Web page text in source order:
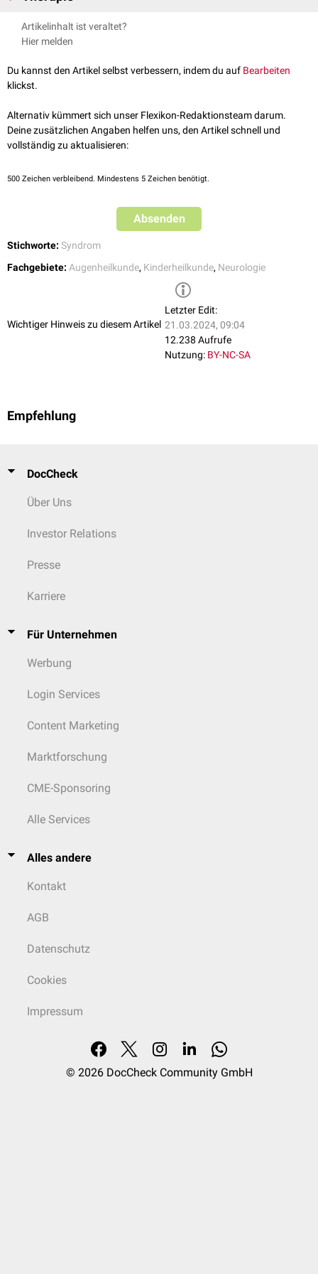
Schädigungen,Stenosenund Veränderungen der Blutgefäße.
Epistaxis
Exophthalmus (meistens einseitig)
Netzhautblutungen
Epilepsie
Hirnblutung
Epiduralblutung
DieintraokulärenBlutungen führen auf Dauer zurErblindung. Die
intrakraniellen Gefäßmissbildungen im Bereich des oberen
derNervus oculomotorius, derNervus abducens
Gelegentlich geht das Bonnet-Dechaume-Blanc-Syndrom mit
und Fehlbildungen von Schädel (
und Linse (Cataracta congenita
CT
Digitale Subtraktionsangiographie
Chirurgische Behandlung
Laserkoagulation
Artikelinhalt ist veraltet?
Hier melden
Du kannst den Artikel selbst verbessern, indem du auf Bearbeiten
klickst.
Alternativ kümmert sich unser Flexikon-Redaktionsteam darum.
Deine zusätzlichen Angaben helfen uns, den Artikel schnell und
vollständig zu aktualisieren:
500 Zeichen verbleibend. Mindestens 5 Zeichen benötigt.
Absenden
Stichworte: Syndrom
Fachgebiete: Augenheilkunde, Kinderheilkunde, Neurologie
Wichtiger Hinweis zu diesem Artikel
Letzter Edit:
21.03.2024, 09:04
12.238 Aufrufe
Nutzung: BY-NC-SA
Empfehlung
DocCheck
Über Uns
Investor Relations
Presse
Karriere
Für Unternehmen
Werbung
Login Services
Content Marketing
Marktforschung
CME-Sponsoring
Alle Services
Alles andere
Kontakt
AGB
Datenschutz
Cookies
Impressum
© 2026 DocCheck Community GmbH